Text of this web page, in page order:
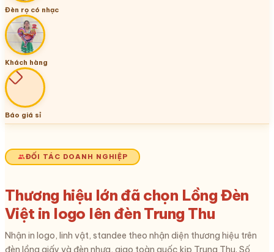
Đèn rọ có nhạc
Khách hàng
Báo giá sỉ
ĐỐI TÁC DOANH NGHIỆP
Thương hiệu lớn đã chọn Lồng Đèn
Việt in logo lên đèn Trung Thu
Nhận in logo, linh vật, standee theo nhận diện thương hiệu trên
đèn lồng giấy và đèn nhựa, giao toàn quốc kịp Trung Thu. Số